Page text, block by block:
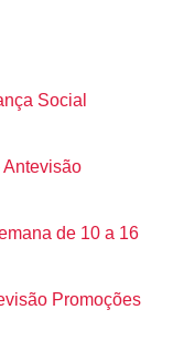
Social
de 10 a 16
Promoções